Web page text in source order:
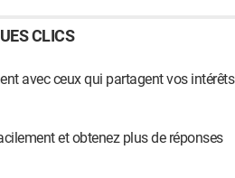
CLICS
avec ceux qui partagent vos intérêts
et obtenez plus de réponses